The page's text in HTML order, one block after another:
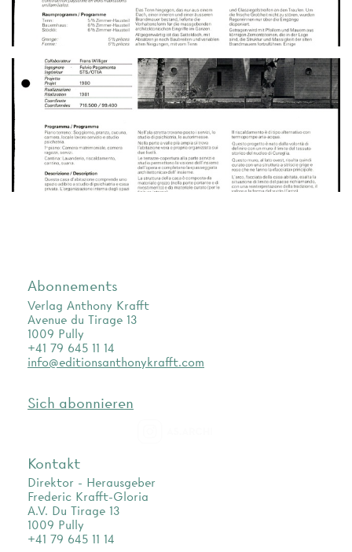
Abonnements
Verlag Anthony Krafft
Avenue du Tirage 13
1009 Pully
+41 79 645 11 14
info@editionsanthonykrafft.com
Sich abonnieren
Kontakt
Direktor - Herausgeber
Frederic Krafft-Gloria
A.V. Du Tirage 13
1009 Pully
+41 79 645 11 14